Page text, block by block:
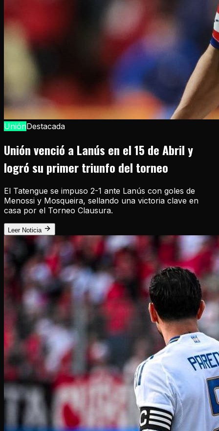
UniónDestacada
Unión venció a Lanús en el 15 de Abril y
logró su primer triunfo del torneo
El Tatengue se impuso 2-1 ante Lanús con goles de
Menossi y Mosqueira, sellando una victoria clave en
casa por el Torneo Clausura.
Leer Noticia